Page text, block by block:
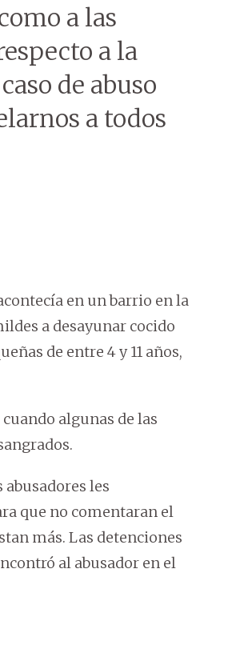
a las
a la
de abuso
a todos
en un barrio en la
a desayunar cocido
de entre 4 y 11 años,
algunas de las
les
que no comentaran el
más. Las detenciones
al abusador en el